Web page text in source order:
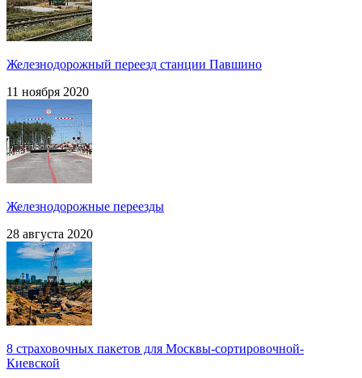
Железнодорожный переезд станции Павшино
11 ноября 2020
Железнодорожные переезды
28 августа 2020
8 страховочных пакетов для Москвы-сортировочной-
Киевской